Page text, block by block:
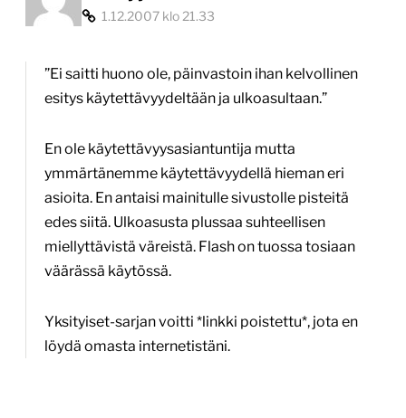
1.12.2007 klo 21.33
”Ei saitti huono ole, päinvastoin ihan kelvollinen
esitys käytettävyydeltään ja ulkoasultaan.”
En ole käytettävyysasiantuntija mutta
ymmärtänemme käytettävyydellä hieman eri
asioita. En antaisi mainitulle sivustolle pisteitä
edes siitä. Ulkoasusta plussaa suhteellisen
miellyttävistä väreistä. Flash on tuossa tosiaan
väärässä käytössä.
Yksityiset-sarjan voitti *linkki poistettu*, jota en
löydä omasta internetistäni.